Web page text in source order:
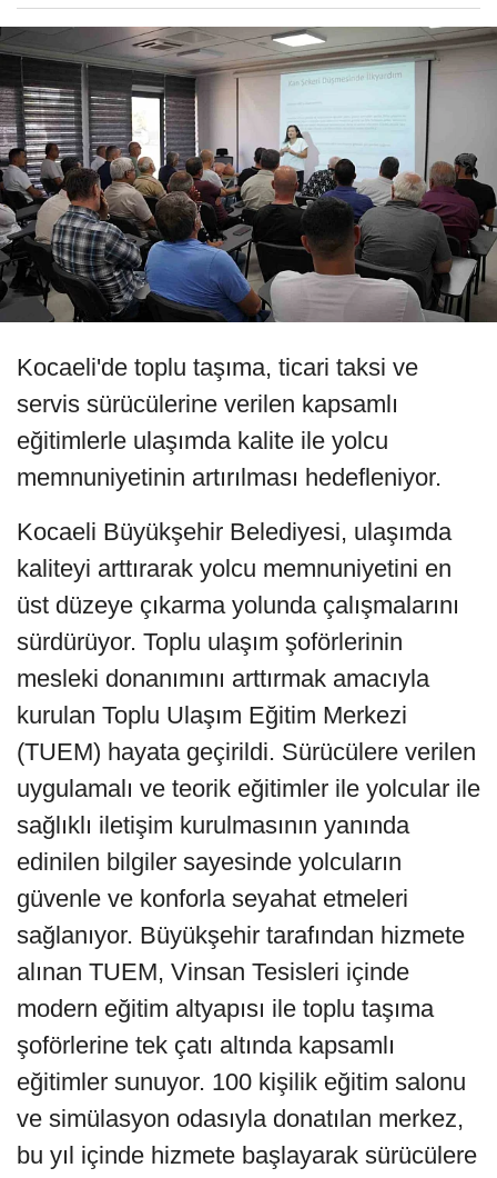
Kocaeli'de toplu taşıma, ticari taksi ve
servis sürücülerine verilen kapsamlı
eğitimlerle ulaşımda kalite ile yolcu
memnuniyetinin artırılması hedefleniyor.
Kocaeli Büyükşehir Belediyesi, ulaşımda
kaliteyi arttırarak yolcu memnuniyetini en
üst düzeye çıkarma yolunda çalışmalarını
sürdürüyor. Toplu ulaşım şoförlerinin
mesleki donanımını arttırmak amacıyla
kurulan Toplu Ulaşım Eğitim Merkezi
(TUEM) hayata geçirildi. Sürücülere verilen
uygulamalı ve teorik eğitimler ile yolcular ile
sağlıklı iletişim kurulmasının yanında
edinilen bilgiler sayesinde yolcuların
güvenle ve konforla seyahat etmeleri
sağlanıyor. Büyükşehir tarafından hizmete
alınan TUEM, Vinsan Tesisleri içinde
modern eğitim altyapısı ile toplu taşıma
şoförlerine tek çatı altında kapsamlı
eğitimler sunuyor. 100 kişilik eğitim salonu
ve simülasyon odasıyla donatılan merkez,
bu yıl içinde hizmete başlayarak sürücülere